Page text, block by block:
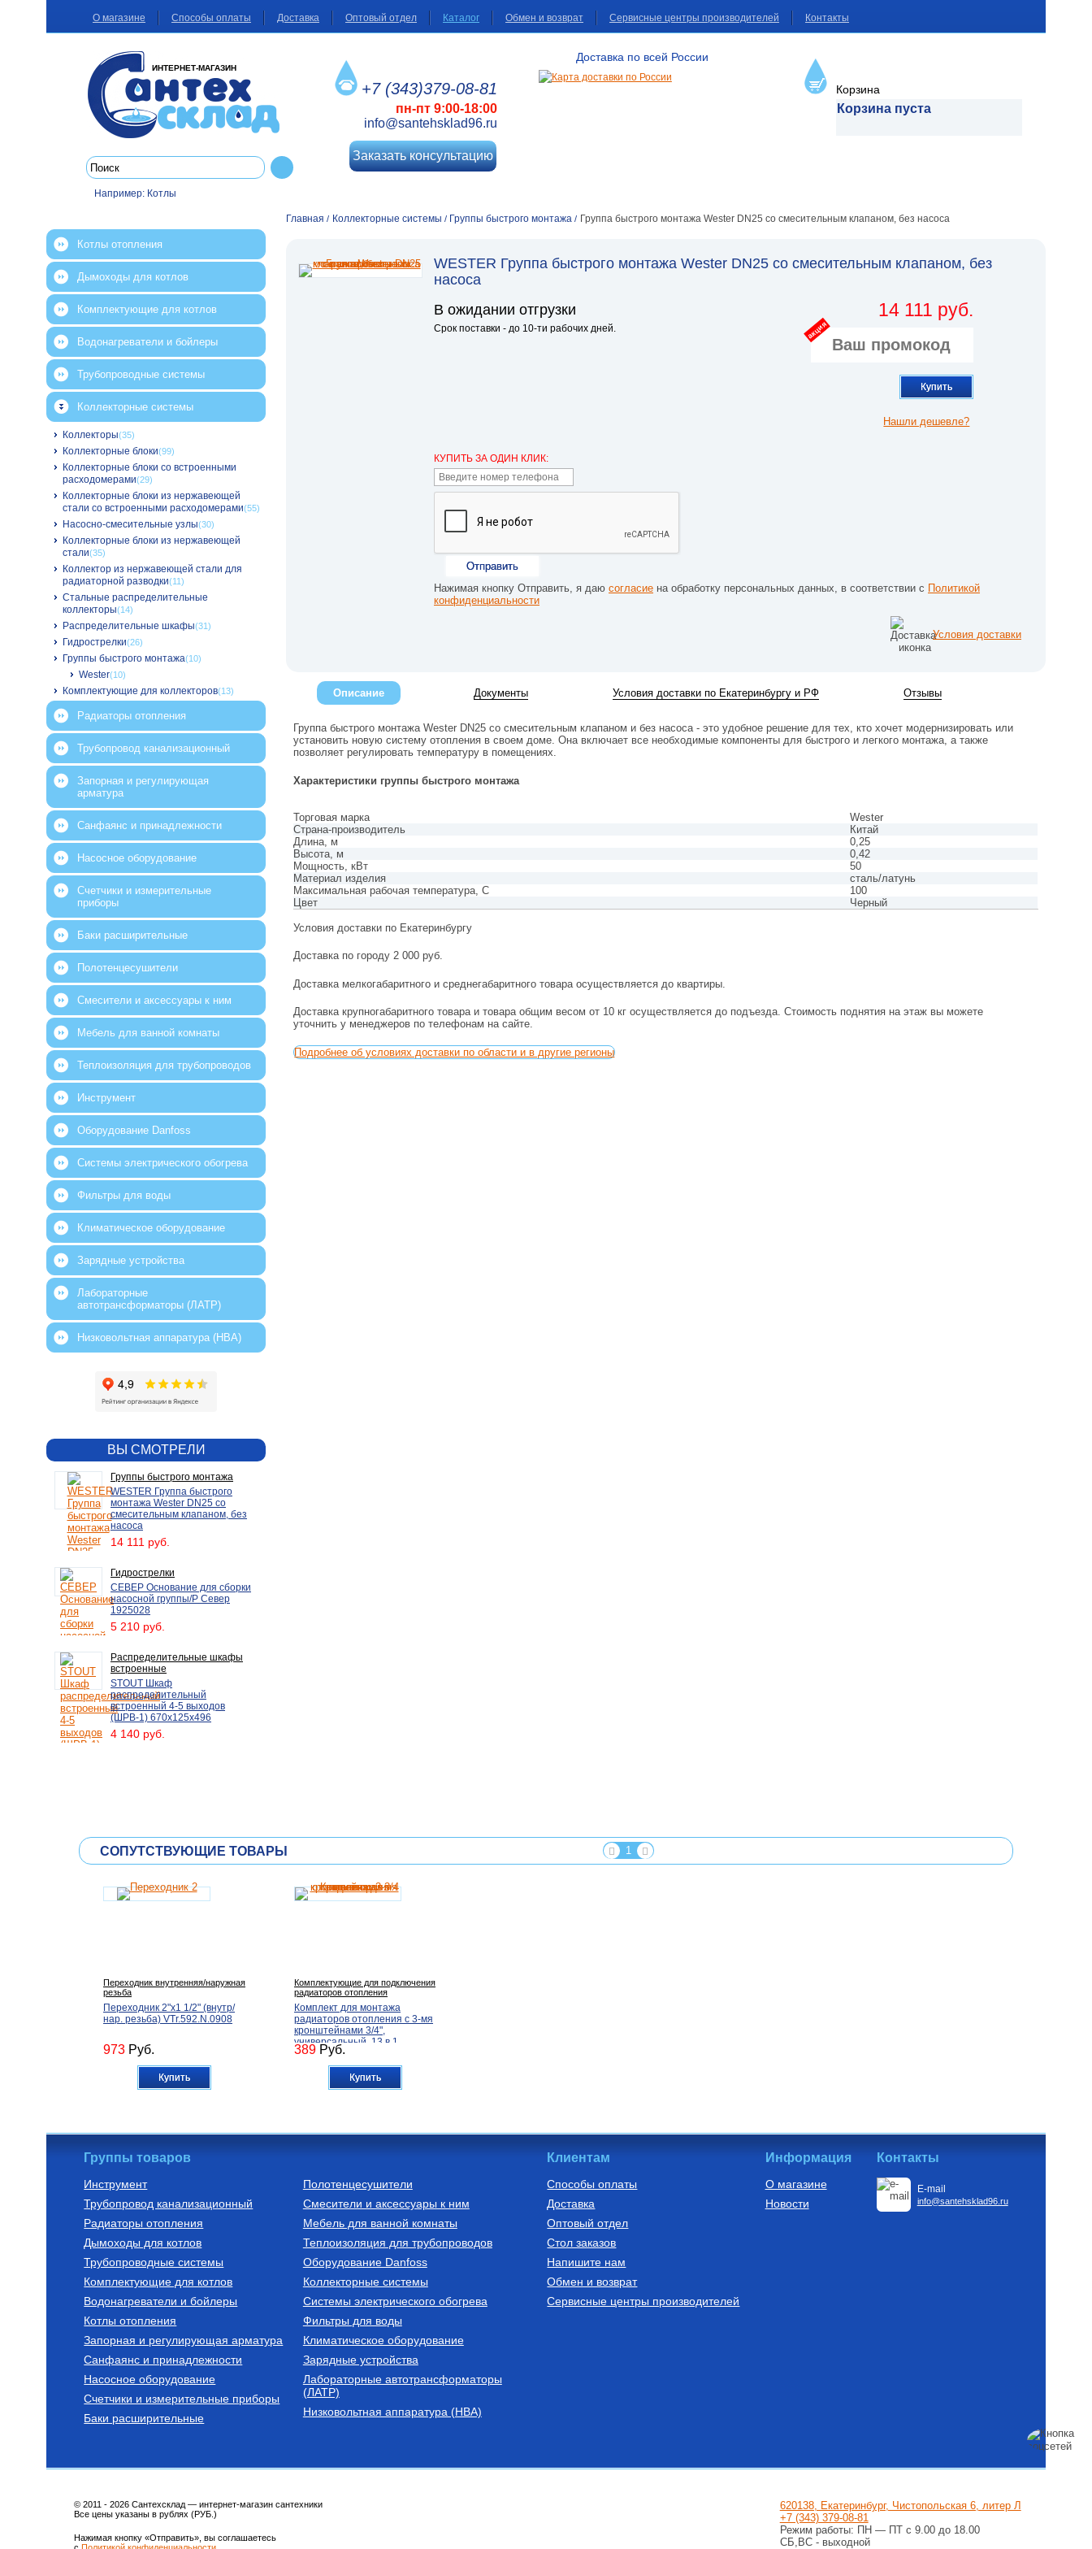
О магазине Способы оплаты Доставка Оптовый отдел Каталог Обмен и возврат Сервисные центры производителей Контакты
ИНТЕРНЕТ-МАГАЗИН
Например: Котлы
+7 (343)379-08-81
пн-пт 9:00-18:00
info@santehsklad96.ru
Заказать консультацию
Доставка по всей России
Корзина
Корзина пуста
Главная / Коллекторные системы / Группы быстрого монтажа / Группа быстрого монтажа Wester DN25 со смесительным клапаном, без насоса
WESTER Группа быстрого монтажа Wester DN25 со смесительным клапаном, без
насоса
В ожидании отгрузки
Срок поставки - до 10-ти рабочих дней.
14 111 руб.
акция
Купить
Нашли дешевле?
КУПИТЬ ЗА ОДИН КЛИК:
Отправить
Нажимая кнопку Отправить, я даю согласие на обработку персональных данных, в соответствии с Политикой
конфиденциальности
Условия доставки
Описание Документы Условия доставки по Екатеринбургу и РФ Отзывы
Группа быстрого монтажа Wester DN25 со смесительным клапаном и без насоса - это удобное решение для тех, кто хочет модернизировать или
установить новую систему отопления в своем доме. Она включает все необходимые компоненты для быстрого и легкого монтажа, а также
позволяет регулировать температуру в помещениях.
Характеристики группы быстрого монтажа
Торговая марка
Wester
Страна-производитель
Китай
Длина, м
0,25
Высота, м
0,42
Мощность, кВт
50
Материал изделия
сталь/латунь
Максимальная рабочая температура, С
100
Цвет
Черный
Условия доставки по Екатеринбургу
Доставка по городу 2 000 руб.
Доставка мелкогабаритного и среднегабаритного товара осуществляется до квартиры.
Доставка крупногабаритного товара и товара общим весом от 10 кг осуществляется до подъезда. Стоимость поднятия на этаж вы можете
уточнить у менеджеров по телефонам на сайте.
Подробнее об условиях доставки по области и в другие регионы
Котлы отопления
Дымоходы для котлов
Комплектующие для котлов
Водонагреватели и бойлеры
Трубопроводные системы
Коллекторные системы
Коллекторы(35)
Коллекторные блоки(99)
Коллекторные блоки со встроенными
расходомерами(29)
Коллекторные блоки из нержавеющей
стали со встроенными расходомерами(55)
Насосно-смесительные узлы(30)
Коллекторные блоки из нержавеющей
стали(35)
Коллектор из нержавеющей стали для
радиаторной разводки(11)
Стальные распределительные
коллекторы(14)
Распределительные шкафы(31)
Гидрострелки(26)
Группы быстрого монтажа(10)
Wester(10)
Комплектующие для коллекторов(13)
Радиаторы отопления
Трубопровод канализационный
Запорная и регулирующая
арматура
Санфаянс и принадлежности
Насосное оборудование
Счетчики и измерительные
приборы
Баки расширительные
Полотенцесушители
Смесители и аксессуары к ним
Мебель для ванной комнаты
Теплоизоляция для трубопроводов
Инструмент
Оборудование Danfoss
Системы электрического обогрева
Фильтры для воды
Климатическое оборудование
Зарядные устройства
Лабораторные
автотрансформаторы (ЛАТР)
Низковольтная аппаратура (НВА)
ВЫ СМОТРЕЛИ
Группы быстрого монтажа
WESTER Группа быстрого
монтажа Wester DN25 со
смесительным клапаном, без
насоса
14 111 руб.
Гидрострелки
СЕВЕР Основание для сборки
насосной группы/P Север
1925028
5 210 руб.
Распределительные шкафы
встроенные
STOUT Шкаф
распределительный
встроенный 4-5 выходов
(ШРВ-1) 670х125х496
4 140 руб.
СОПУТСТВУЮЩИЕ ТОВАРЫ 1
Переходник внутренняя/наружная
резьба
Переходник 2"х1 1/2" (внутр/
нар. резьба) VTr.592.N.0908
973 Руб.
Купить
Комплектующие для подключения
радиаторов отопления
Комплект для монтажа
радиаторов отопления с 3-мя
кронштейнами 3/4",
универсальный, 13 в 1
389 Руб.
Купить
Коллектор с шаровыми кранами
Коллектор с шаровыми
кранами 1", 2х1/2" (синие
1 905Руб.
Купить
Стальные распределительные
Стальной
распределительный
контура. В теплоизоляции DN
25. SDG-0017-004023
28 413Руб.
Купить
Бойлеры (водонагреватели
Группы товаров
Инструмент
Трубопровод канализационный
Радиаторы отопления
Дымоходы для котлов
Трубопроводные системы
Комплектующие для котлов
Водонагреватели и бойлеры
Котлы отопления
Запорная и регулирующая арматура
Санфаянс и принадлежности
Насосное оборудование
Счетчики и измерительные приборы
Баки расширительные
Полотенцесушители
Смесители и аксессуары к ним
Мебель для ванной комнаты
Теплоизоляция для трубопроводов
Оборудование Danfoss
Коллекторные системы
Системы электрического обогрева
Фильтры для воды
Климатическое оборудование
Зарядные устройства
Лабораторные автотрансформаторы
(ЛАТР)
Низковольтная аппаратура (НВА)
Клиентам
Способы оплаты
Доставка
Оптовый отдел
Стол заказов
Напишите нам
Обмен и возврат
Сервисные центры производителей
Информация
О магазине
Новости
Контакты
E-mail
info@santehsklad96.ru
© 2011 - 2026 Сантехсклад — интернет-магазин сантехники
Все цены указаны в рублях (РУБ.)
Нажимая кнопку «Отправить», вы соглашаетесь
сПолитикой конфиденциальности
620138, Екатеринбург, Чистопольская 6, литер Л
+7 (343) 379-08-81
Режим работы: ПН — ПТ с 9.00 до 18.00
СБ,ВС - выходной